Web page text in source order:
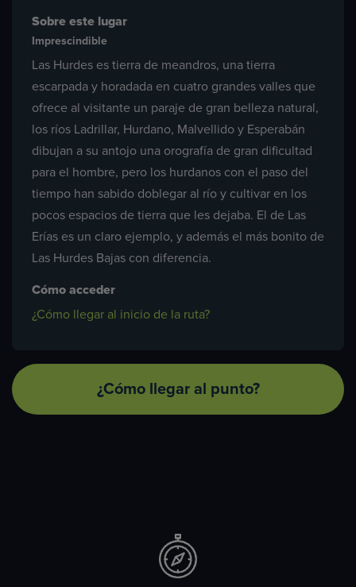
Sobre este lugar
Imprescindible
Las Hurdes es tierra de meandros, una tierra
escarpada y horadada en cuatro grandes valles que
ofrece al visitante un paraje de gran belleza natural,
los ríos Ladrillar, Hurdano, Malvellido y Esperabán
dibujan a su antojo una orografía de gran dificultad
para el hombre, pero los hurdanos con el paso del
tiempo han sabido doblegar al río y cultivar en los
pocos espacios de tierra que les dejaba. El de Las
Erías es un claro ejemplo, y además el más bonito de
Las Hurdes Bajas con diferencia.
Cómo acceder
¿Cómo llegar al inicio de la ruta?
¿Cómo llegar al punto?